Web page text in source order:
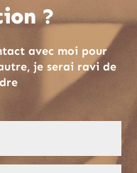
?
avec moi pour
je serai ravi de